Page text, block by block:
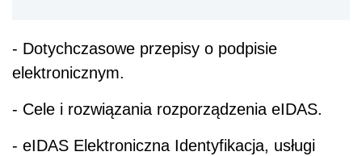
- Dotychczasowe przepisy o podpisie
elektronicznym.
- Cele i rozwiązania rozporządzenia eIDAS.
- eIDAS Elektroniczna Identyfikacja, usługi